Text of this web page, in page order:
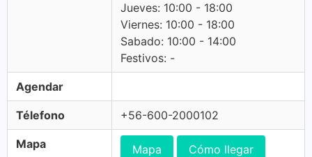
Jueves: 10:00 - 18:00
Viernes: 10:00 - 18:00
Sabado: 10:00 - 14:00
Festivos: -
Agendar
Télefono +56-600-2000102
Mapa Mapa Cómo llegar